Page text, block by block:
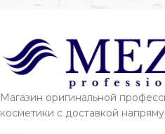
Магазин оригинальной
косметики с доставкой